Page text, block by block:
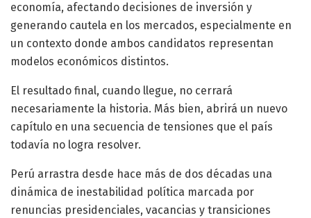
economía, afectando decisiones de inversión y
generando cautela en los mercados, especialmente en
un contexto donde ambos candidatos representan
modelos económicos distintos.
El resultado final, cuando llegue, no cerrará
necesariamente la historia. Más bien, abrirá un nuevo
capítulo en una secuencia de tensiones que el país
todavía no logra resolver.
Perú arrastra desde hace más de dos décadas una
dinámica de inestabilidad política marcada por
renuncias presidenciales, vacancias y transiciones